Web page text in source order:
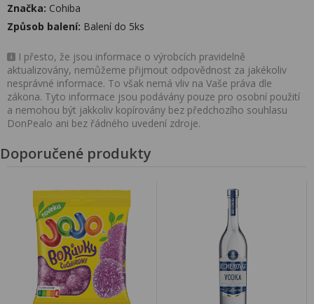
Značka: Cohiba
Způsob balení: Balení do 5ks
I přesto, že jsou informace o výrobcích pravidelně
aktualizovány, nemůžeme přijmout odpovědnost za jakékoliv
nesprávné informace. To však nemá vliv na Vaše práva dle
zákona. Tyto informace jsou podávány pouze pro osobní použití
a nemohou být jakkoliv kopírovány bez předchozího souhlasu
DonPealo ani bez řádného uvedení zdroje.
Doporučené produkty